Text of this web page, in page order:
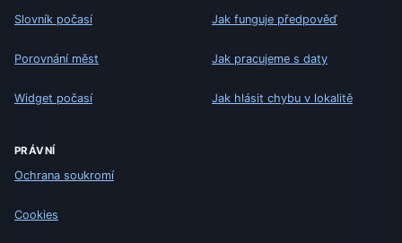
Slovník počasí
Porovnání měst
Widget počasí
Jak funguje předpověď
Jak pracujeme s daty
Jak hlásit chybu v lokalitě
PRÁVNÍ
Ochrana soukromí
Cookies